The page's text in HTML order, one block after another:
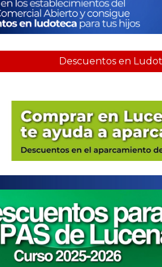
Descuentos en